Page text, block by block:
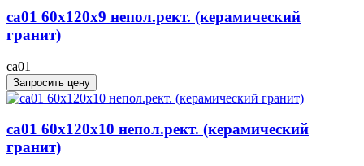
ca01 60x120x9 непол.рект. (керамический
гранит)
ca01
Запросить цену
ca01 60x120x10 непол.рект. (керамический
гранит)